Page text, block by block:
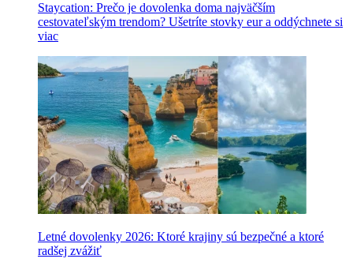
Staycation: Prečo je dovolenka doma najväčším
cestovateľským trendom? Ušetríte stovky eur a oddýchnete si
viac
Letné dovolenky 2026: Ktoré krajiny sú bezpečné a ktoré
radšej zvážiť